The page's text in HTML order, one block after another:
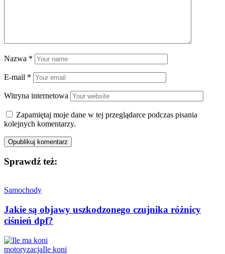
Nazwa *
E-mail *
Witryna internetowa
Zapamiętaj moje dane w tej przeglądarce podczas pisania
kolejnych komentarzy.
Sprawdź też:
Samochody
Jakie są objawy uszkodzonego czujnika różnicy
ciśnień dpf?
motoryzacjaIle koni